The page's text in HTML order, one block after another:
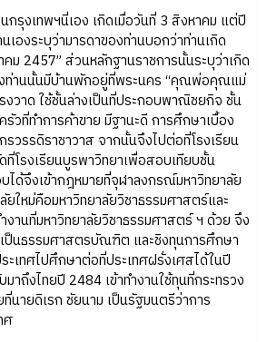
รุงเทพฯนี่เอง เกิดเมื่อวันที่ 3 สิงหาคม แต่ปี
องระบุว่ามารดาของท่านบอกว่าท่านเกิด
ม 2457” ส่วนหลักฐานราชการนั้นระบุว่าเกิด
ท่านนั้นมีบ้านพักอยู่ที่พระนคร “คุณพ่อคุณแม่
วาด ใช้ชั้นล่างเป็นที่ประกอบพาณิชยกิจ ชั้น
วที่ทำการค้าขาย มีฐานะดี การศึกษาเบื้อง
รวรรดิราชาวาส จากนั้นจึงไปต่อที่โรงเรียน
โรงเรียนบูรพาวิทยาเพื่อสอบเทียบชั้น
ด้จึงเข้ากฎหมายที่จุฬาลงกรณ์มหาวิทยาลัย
ยใหม่คือมหาวิทยาลัยวิชาธรรมศาสตร์และ
งานที่มหาวิทยาลัยวิชาธรรมศาสตร์ ฯ ด้วย จึง
ป็นธรรมศาสตรบัณฑิต และชิงทุนการศึกษา
ะเทศไปศึกษาต่อที่ประเทศฝรั่งเศสได้ในปี
ถึงไทยปี 2484 เข้าทำงานใช้ทุนที่กระทรวง
นายดิเรก ชัยนาม เป็นรัฐมนตรีว่าการ
ศ